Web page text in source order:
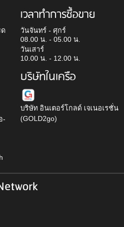
ด
-
เวลาทำการซื้อขาย
วันจันทร์ - ศุกร์
08.00 น. - 05.00 น.
วันเสาร์
10.00 น. - 12.00 น.
บริษัทในเครือ
บริษัท อินเตอร์โกลด์ เจเนอเรชั่น
(GOLD2go)